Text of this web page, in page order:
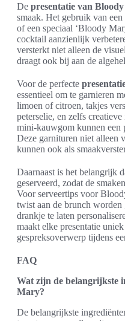
De presentatie van
smaak. Het gebruik van een
of een speciaal ‘Bloody
cocktail aanzienlijk
versterkt niet alleen de
draagt ook bij aan de
Voor de perfecte
essentieel om te garnieren
limoen of citroen, takjes
peterselie, en zelfs
mini-kauwgom kunnen een
Deze garnituren niet alleen
kunnen ook als
Daarnaast is het belangrijk
geserveerd, zodat de
Voor serveertips voor
twist aan de brunch worden
drankje te laten
maakt elke presentatie
gespreksoverwerp tijdens
FAQ
Wat zijn de belangrijkste
Mary?
De belangrijkste